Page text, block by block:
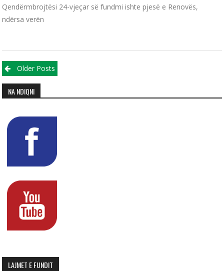
Qendërmbrojtësi 24-vjeçar së fundmi ishte pjesë e Renovës,
ndërsa verën
Posts navigation
Older Posts
NA NDIQNI
LAJMET E FUNDIT